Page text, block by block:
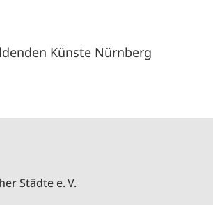
Künste Nürnberg
Städte e. V.